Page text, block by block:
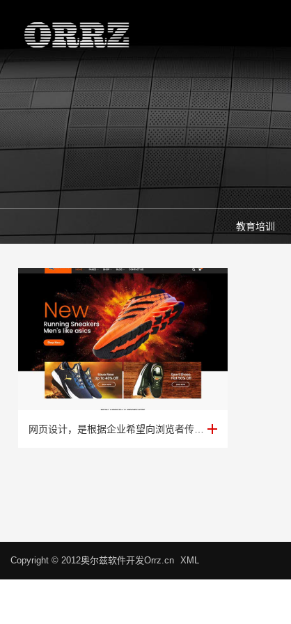
教育培训
案例展示九 网页设计，是根据企业希望向浏览者传递的信息（包括产品、服务、理念、文化），进行网···
Copyright © 2012奥尔兹软件开发Orrz.cn XML